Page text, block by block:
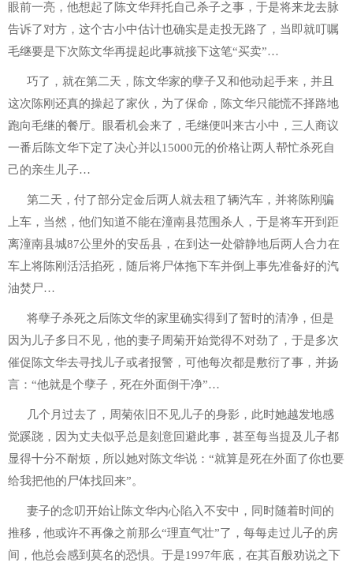
眼前一亮，他想起了陈文华拜托自己杀子之事，于是将来龙去脉
告诉了对方，这个古小中估计也确实是走投无路了，当即就叮嘱
毛继要是下次陈文华再提起此事就接下这笔“买卖”…
巧了，就在第二天，陈文华家的孽子又和他动起手来，并且
这次陈刚还真的操起了家伙，为了保命，陈文华只能慌不择路地
跑向毛继的餐厅。眼看机会来了，毛继便叫来古小中，三人商议
一番后陈文华下定了决心并以15000元的价格让两人帮忙杀死自
己的亲生儿子…
第二天，付了部分定金后两人就去租了辆汽车，并将陈刚骗
上车，当然，他们知道不能在潼南县范围杀人，于是将车开到距
离潼南县城87公里外的安岳县，在到达一处僻静地后两人合力在
车上将陈刚活活掐死，随后将尸体拖下车并倒上事先准备好的汽
油焚尸…
将孽子杀死之后陈文华的家里确实得到了暂时的清净，但是
因为儿子多日不见，他的妻子周菊开始觉得不对劲了，于是多次
催促陈文华去寻找儿子或者报警，可他每次都是敷衍了事，并扬
言：“他就是个孽子，死在外面倒干净”…
几个月过去了，周菊依旧不见儿子的身影，此时她越发地感
觉蹊跷，因为丈夫似乎总是刻意回避此事，甚至每当提及儿子都
显得十分不耐烦，所以她对陈文华说：“就算是死在外面了你也要
给我把他的尸体找回来”。
妻子的念叨开始让陈文华内心陷入不安中，同时随着时间的
推移，他或许不再像之前那么“理直气壮”了，每每走过儿子的房
间，他总会感到莫名的恐惧。于是1997年底，在其百般劝说之下